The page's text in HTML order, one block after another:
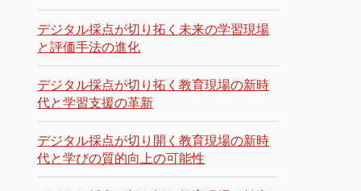
デジタル採点が切り拓く未来の学習現場
と評価手法の進化
デジタル採点が切り拓く教育現場の新時
代と学習支援の革新
デジタル採点が切り開く教育現場の新時
代と学びの質的向上の可能性